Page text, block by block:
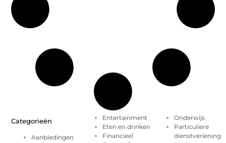
Categorieën
Aanbiedingen
Entertainment
Eten en drinken
Financieel
Onderwijs
Particuliere
dienstverlening